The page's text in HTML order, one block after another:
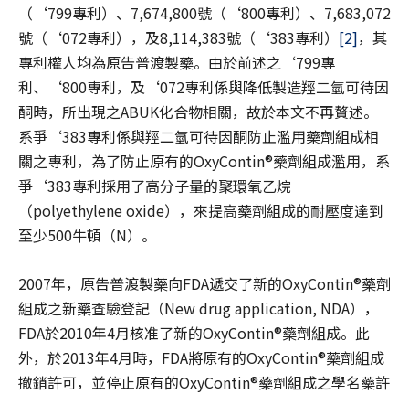
（‘799專利）、7,674,800號（‘800專利）、7,683,072
號（‘072專利），及8,114,383號（‘383專利） [2]，其
專利權人均為原告普渡製藥。由於前述之‘799專
利、‘800專利，及‘072專利係與降低製造羥二氫可待因
酮時，所出現之ABUK化合物相關，故於本文不再贅述。
系爭‘383專利係與羥二氫可待因酮防止濫用藥劑組成相
關之專利，為了防止原有的OxyContin®藥劑組成濫用，系
爭‘383專利採用了高分子量的聚環氧乙烷
（polyethylene oxide），來提高藥劑組成的耐壓度達到
至少500牛頓（N）。
2007年，原告普渡製藥向FDA遞交了新的OxyContin®藥劑
組成之新藥查驗登記（New drug application, NDA），
FDA於2010年4月核准了新的OxyContin®藥劑組成。此
外，於2013年4月時，FDA將原有的OxyContin®藥劑組成
撤銷許可，並停止原有的OxyContin®藥劑組成之學名藥許